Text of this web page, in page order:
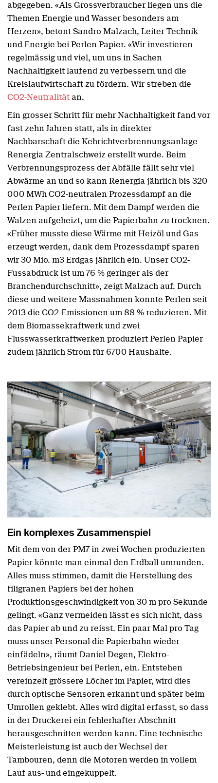
abgegeben. «Als Grossverbraucher liegen uns die
Themen Energie und Wasser besonders am
Herzen», betont Sandro Malzach, Leiter Technik
und Energie bei Perlen Papier. «Wir investieren
regelmässig und viel, um uns in Sachen
Nachhaltigkeit laufend zu verbessern und die
Kreislaufwirtschaft zu fördern. Wir streben die
CO2-Neutralität an.
Ein grosser Schritt für mehr Nachhaltigkeit fand vor
fast zehn Jahren statt, als in direkter
Nachbarschaft die Kehrichtverbrennungsanlage
Renergia Zentralschweiz erstellt wurde. Beim
Verbrennungsprozess der Abfälle fällt sehr viel
Abwärme an und so kann Renergia jährlich bis 320
000 MWh CO2-neutralen Prozessdampf an die
Perlen Papier liefern. Mit dem Dampf werden die
Walzen aufgeheizt, um die Papierbahn zu trocknen.
«Früher musste diese Wärme mit Heizöl und Gas
erzeugt werden, dank dem Prozessdampf sparen
wir 30 Mio. m3 Erdgas jährlich ein. Unser CO2-
Fussabdruck ist um 76 % geringer als der
Branchendurchschnitt», zeigt Malzach auf. Durch
diese und weitere Massnahmen konnte Perlen seit
2013 die CO2-Emissionen um 88 % reduzieren. Mit
dem Biomassekraftwerk und zwei
Flusswasserkraftwerken produziert Perlen Papier
zudem jährlich Strom für 6700 Haushalte.
Ein komplexes Zusammenspiel
Mit dem von der PM7 in zwei Wochen produzierten
Papier könnte man einmal den Erdball umrunden.
Alles muss stimmen, damit die Herstellung des
filigranen Papiers bei der hohen
Produktionsgeschwindigkeit von 30 m pro Sekunde
gelingt. «Ganz vermeiden lässt es sich nicht, dass
das Papier ab und zu reisst. Ein paar Mal pro Tag
muss unser Personal die Papierbahn wieder
einfädeln», räumt Daniel Degen, Elektro-
Betriebsingenieur bei Perlen, ein. Entstehen
vereinzelt grössere Löcher im Papier, wird dies
durch optische Sensoren erkannt und später beim
Umrollen geklebt. Alles wird digital erfasst, so dass
in der Druckerei ein fehlerhafter Abschnitt
herausgeschnitten werden kann. Eine technische
Meisterleistung ist auch der Wechsel der
Tambouren, denn die Motoren werden in vollem
Lauf aus- und eingekuppelt.